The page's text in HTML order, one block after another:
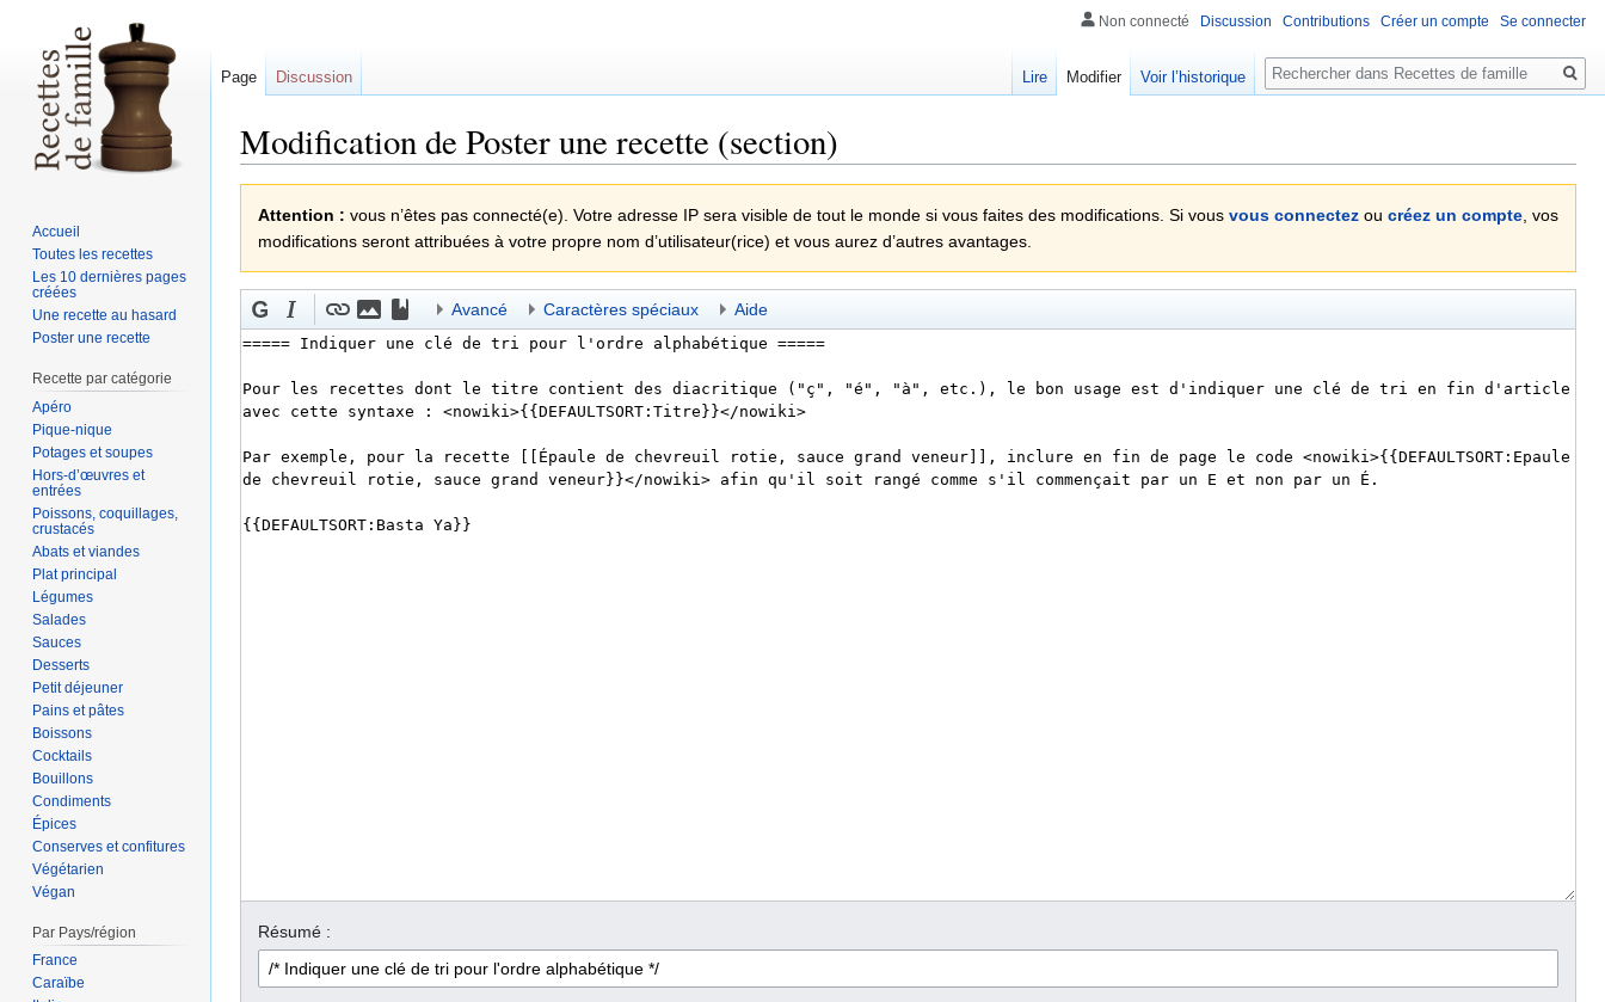
Modification de Poster une recette (section)
navigation
recherche
Attention : vous n’êtes pas connecté(e). Votre adresse IP sera visible de tout le monde si vous faites des modifications. Si vous vous connectez ou créez un compte, vos
modifications seront attribuées à votre propre nom d’utilisateur(rice) et vous aurez d’autres avantages.
Avancé Caractères spéciaux Aide
Résumé :
Non connecté Discussion Contributions Créer un compte Se connecter
Page Discussion Lire Modifier Voir l’historique
Rechercher
Accueil
Toutes les recettes
Les 10 dernières pages
créées
Une recette au hasard
Poster une recette
Recette par catégorie
Apéro
Pique-nique
Potages et soupes
Hors-d’œuvres et
entrées
Poissons, coquillages,
crustacés
Abats et viandes
Plat principal
Légumes
Salades
Sauces
Desserts
Petit déjeuner
Pains et pâtes
Boissons
Cocktails
Bouillons
Condiments
Épices
Conserves et confitures
Végétarien
Végan
Par Pays/région
France
Caraïbe